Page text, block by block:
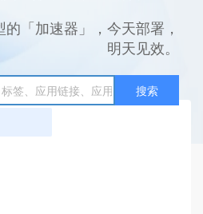
「加速器」，今天部署，
明天见效。
搜索